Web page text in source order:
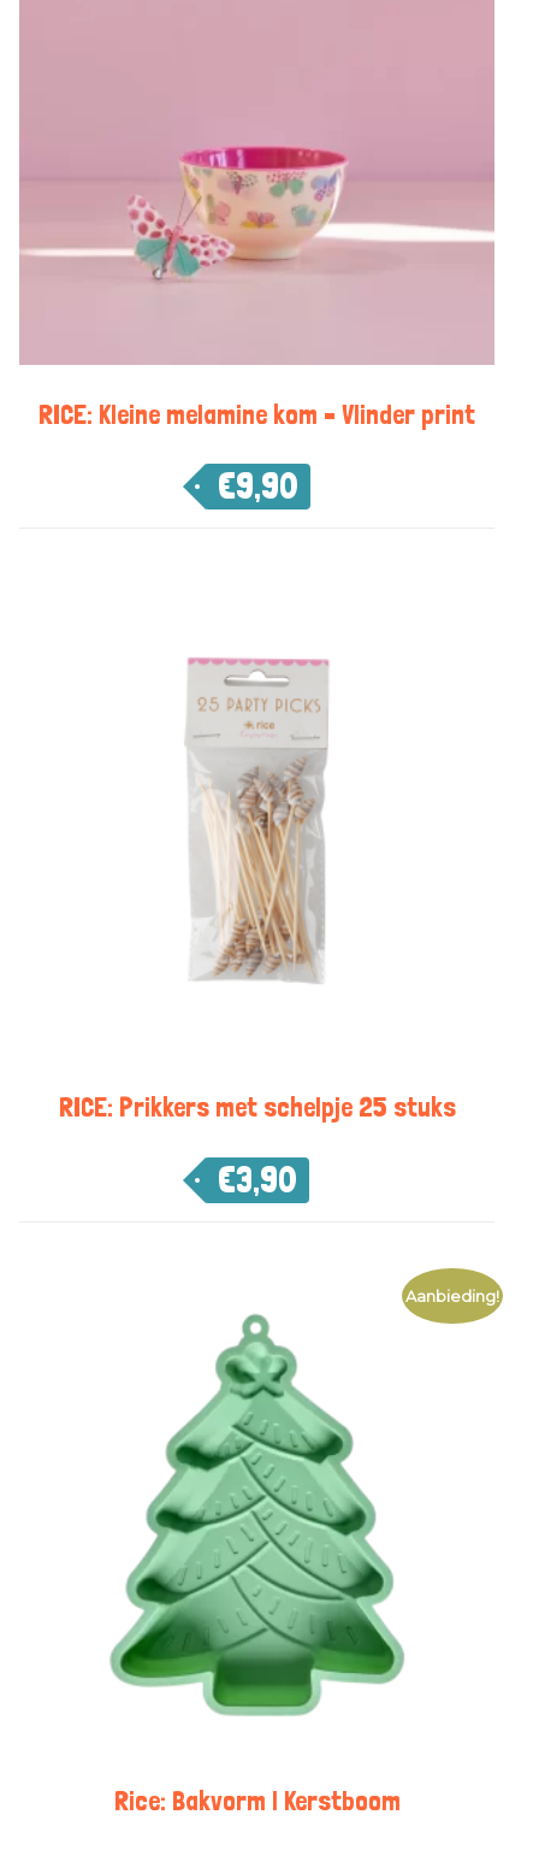
RICE: Kleine melamine kom – Vlinder print
€9,90
RICE: Prikkers met schelpje 25 stuks
€3,90
Aanbieding!
Rice: Bakvorm | Kerstboom